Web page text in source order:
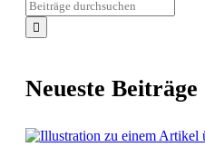
Neueste Beiträge